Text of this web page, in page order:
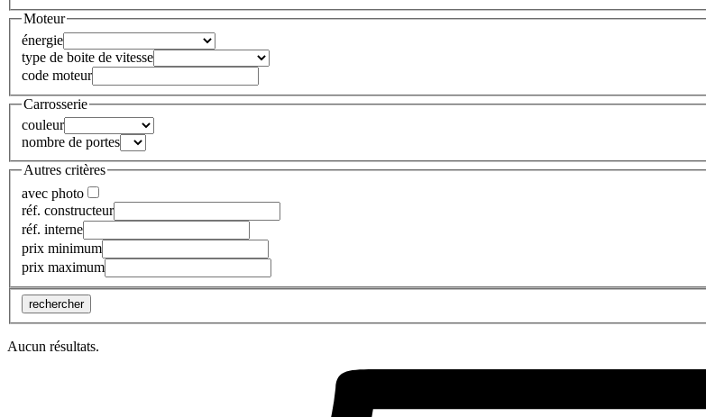
Moteur
énergie
type de boite de vitesse
code moteur
Carrosserie
couleur
nombre de portes
Autres critères
avec photo
réf. constructeur
réf. interne
prix minimum
prix maximum
rechercher
Aucun résultats.